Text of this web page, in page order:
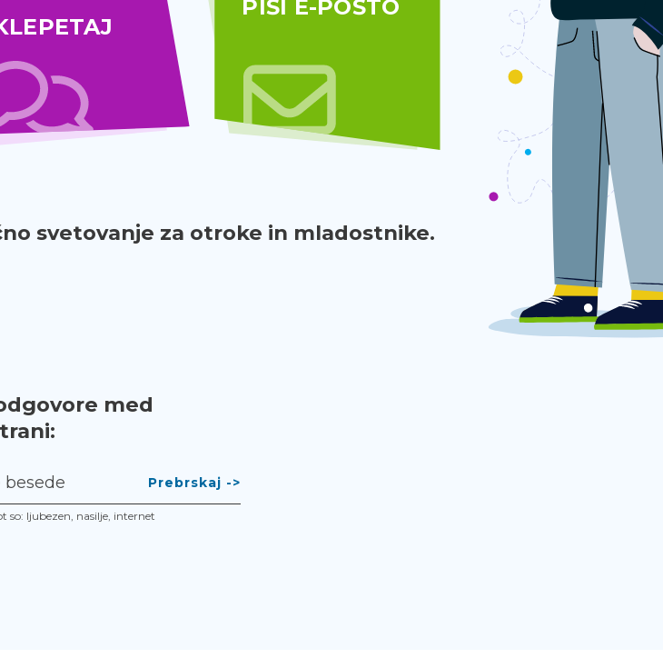
PIŠI E-POŠTO
svetovanje za otroke in mladostnike.
med
so: ljubezen, nasilje, internet